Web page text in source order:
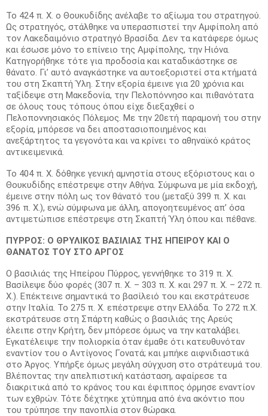
Το 424 π. Χ. ο Θουκυδίδης ανέλαβε το αξίωμα του στρατηγού.
Ως στρατηγός, στάλθηκε να υπερασπιστεί την Αμφίπολη από
τον Λακεδαιμόνιο στρατηγό Βρασίδα. Δεν τα κατάφερε όμως
και έσωσε μόνο το επίνειο της Αμφίπολης, την Ηιόνα.
Κατηγορήθηκε τότε για προδοσία και καταδικάστηκε σε
θάνατο. Γι’ αυτό αναγκάστηκε να αυτοεξοριστεί στα κτήματά
του στη Σκαπτή Ύλη. Στην εξορία έμεινε για 20 χρόνια και
ταξίδεψε στη Μακεδονία, την Πελοπόννησο και πιθανότατα
σε όλους τους τόπους όπου είχε διεξαχθεί ο
Πελοποννησιακός Πόλεμος. Με την 20ετή παραμονή του στην
εξορία, μπόρεσε να δει αποστασιοποιημένος και
ανεξάρτητος τα γεγονότα και να κρίνει το αθηναϊκό κράτος
αντικειμενικά.
Το 404 π. Χ. δόθηκε γενική αμνηστία στους εξόριστους και ο
Θουκυδίδης επέστρεψε στην Αθήνα. Σύμφωνα με μία εκδοχή,
έμεινε στην πόλη ως τον θάνατό του (μεταξύ 399 π. Χ. και
396 π. Χ.), ενώ σύμφωνα με άλλη, απογοητευμένος απ’ όσα
αντιμετώπισε επέστρεψε στη Σκαπτή Ύλη όπου και πέθανε.
ΠΥΡΡΟΣ: Ο ΘΡΥΛΙΚΟΣ ΒΑΣΙΛΙΑΣ ΤΗΣ ΗΠΕΙΡΟΥ ΚΑΙ Ο
ΘΑΝΑΤΟΣ ΤΟΥ ΣΤΟ ΑΡΓΟΣ
Ο βασιλιάς της Ηπείρου Πύρρος, γεννήθηκε το 319 π. Χ.
Βασίλεψε δύο φορές (307 π. Χ. – 303 π. Χ. και 297 π. Χ. – 272 π.
Χ.). Επέκτεινε σημαντικά το βασίλειό του και εκστράτευσε
στην Ιταλία. Το 275 π. Χ. επέστρεψε στην Ελλάδα. Το 272 π.Χ.
εκστράτευσε στη Σπάρτη καθώς ο βασιλιάς της Αρεύς
έλειπε στην Κρήτη, δεν μπόρεσε όμως να την καταλάβει.
Εγκατέλειψε την πολιορκία όταν έμαθε ότι κατευθυνόταν
εναντίον του ο Αντίγονος Γονατά; και μπήκε αιφνιδιαστικά
στο Άργος. Υπήρξε όμως μεγάλη σύγχυση στο στράτευμά του.
Βλέποντας την απελπιστική κατάσταση, αφαίρεσε τα
διακριτικά από το κράνος του και έφιππος όρμησε εναντίον
των εχθρών. Τότε δέχτηκε χτύπημα από ένα ακόντιο που
του τρύπησε την πανοπλία στον θώρακα.